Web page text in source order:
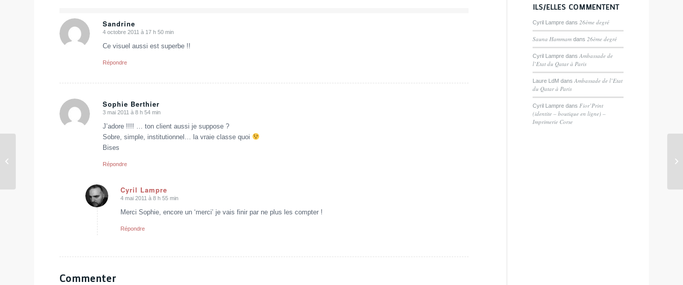
Sandrine
dit
:
4 octobre 2011 à 17 h 50 min
Ce visuel aussi est superbe !!
Répondre
Sophie Berthier
dit
:
3 mai 2011 à 8 h 54 min
J’adore !!!! … ton client aussi je suppose ?
Sobre, simple, institutionnel… la vraie classe quoi
Bises
Répondre
Cyril Lampre
dit
4 mai 2011 à 8 h 55 min
Merci Sophie, encore un ‘merci’ je vais finir par ne plus les compter !
Répondre
Commenter
ILS/ELLES COMMENTENT
Cyril Lampredans 26ème degré
Sauna Hammamdans 26ème degré
Cyril Lampredans Ambassade de
l’Etat du Qatar à Paris
Laure LdM dans Ambassade de l’Etat
du Qatar à Paris
Cyril Lampredans Fior’Print
(identite – boutique en ligne) –
Imprimerie Corse